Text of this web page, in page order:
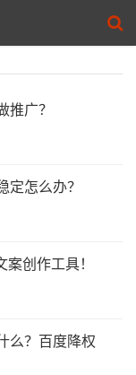
推广？
定怎么办？
创作工具！
么？百度降权